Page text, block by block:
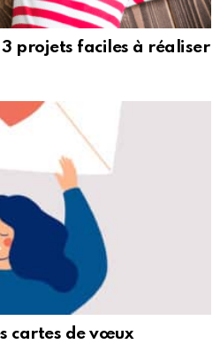
projets faciles à réaliser
cartes de vœux